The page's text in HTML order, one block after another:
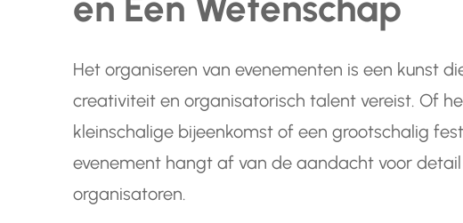
Het organiseren van evenementen is een kunst
creativiteit en organisatorisch talent vereist. Of
kleinschalige bijeenkomst of een grootschalig
evenement hangt af van de aandacht voor
organisatoren.